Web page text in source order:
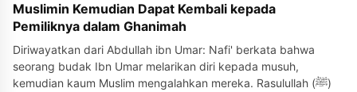
Muslimin Kemudian Dapat Kembali kepada
Pemiliknya dalam Ghanimah
Diriwayatkan dari Abdullah ibn Umar: Nafi' berkata bahwa
seorang budak Ibn Umar melarikan diri kepada musuh,
kemudian kaum Muslim mengalahkan mereka. Rasulullah (ﷺ)